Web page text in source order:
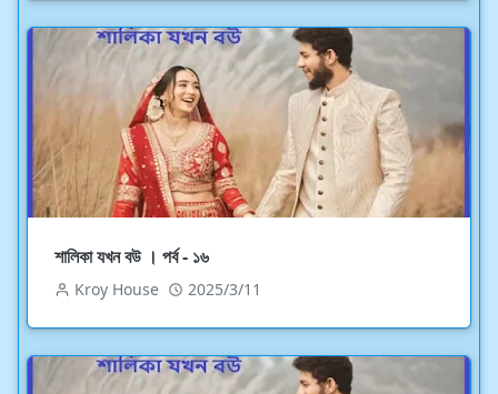
শালিকা যখন বউ । পর্ব - ১৬
Kroy House 2025/3/11